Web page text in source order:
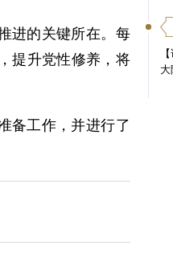
进的关键所在。每
提升党性修养，将
备工作，并进行了